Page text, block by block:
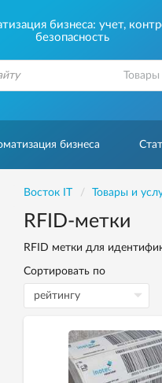
бизнеса: учет,
безопасность
бизнеса
Восток IT Товары и
RFID-метки
RFID метки для
Сортировать по